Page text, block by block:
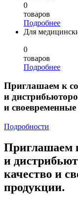
0
товаров
Подробнее
Для
0
товаров
Подробнее
Приглашаем к
и
и
Подробности
Приглашаем
и
качество и
продукции.